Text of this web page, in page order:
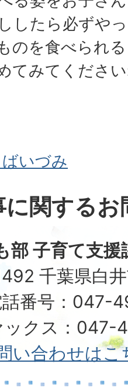
したら必ずや
のを食べられ
てみてくださ
いづみ
に関する
部 子育て支援
千葉県白
話番号：047-
ックス：047-
い合わせはこ